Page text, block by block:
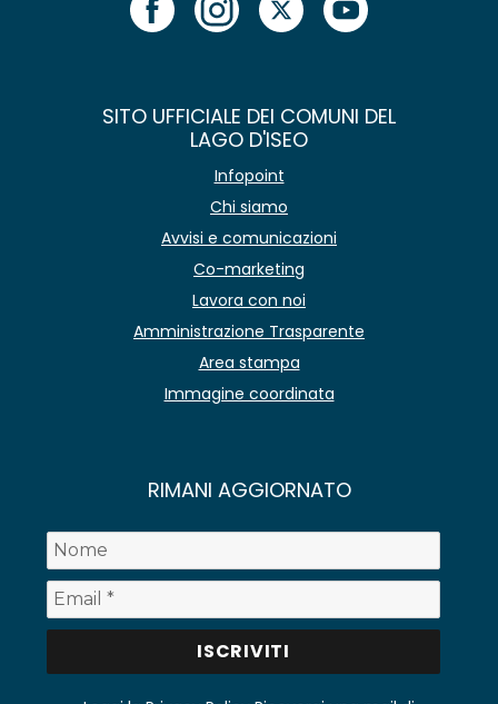
SITO UFFICIALE DEI COMUNI DEL
LAGO D'ISEO
Infopoint
Chi siamo
Avvisi e comunicazioni
Co-marketing
Lavora con noi
Amministrazione Trasparente
Area stampa
Immagine coordinata
RIMANI AGGIORNATO